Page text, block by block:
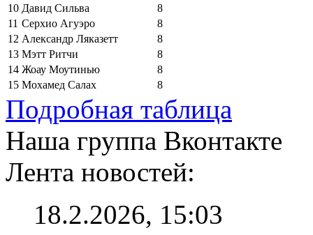
10 Давид Сильва
8
11 Серхио Агуэро
8
12 Александр Ляказетт
8
13 Мэтт Ритчи
8
14 Жоау Моутинью
8
15 Мохамед Салах 8
Подробная таблица
Наша группа Вконтакте
Лента новостей:
18.2.2026, 15:03